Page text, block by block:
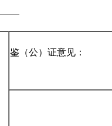
鉴（公）证意见：